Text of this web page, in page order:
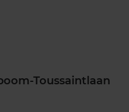
Toussaintlaan